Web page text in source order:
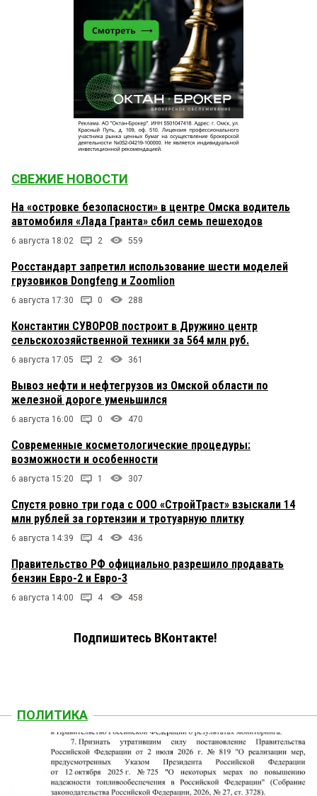
СВЕЖИЕ НОВОСТИ
На «островке безопасности» в центре Омска водитель
автомобиля «Лада Гранта» сбил семь пешеходов
6 августа 18:02 2 559
Росстандарт запретил использование шести моделей
грузовиков Dongfeng и Zoomlion
6 августа 17:30 0 288
Константин СУВОРОВ построит в Дружино центр
сельскохозяйственной техники за 564 млн руб.
6 августа 17:05 2 361
Вывоз нефти и нефтегрузов из Омской области по
железной дороге уменьшился
6 августа 16:00 0 470
Современные косметологические процедуры:
возможности и особенности
6 августа 15:20 1 307
Спустя ровно три года с ООО «СтройТраст» взыскали 14
млн рублей за гортензии и тротуарную плитку
6 августа 14:39 4 436
Правительство РФ официально разрешило продавать
бензин Евро-2 и Евро-3
6 августа 14:00 4 458
Подпишитесь ВКонтакте!
ПОЛИТИКА